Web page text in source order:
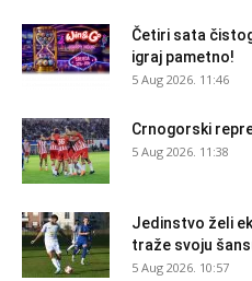
Četiri sata
igraj pametno!
5 Aug 2026. 11:46
Crnogorski
5 Aug 2026. 11:38
Jedinstvo želi
traže svoju
5 Aug 2026. 10:57